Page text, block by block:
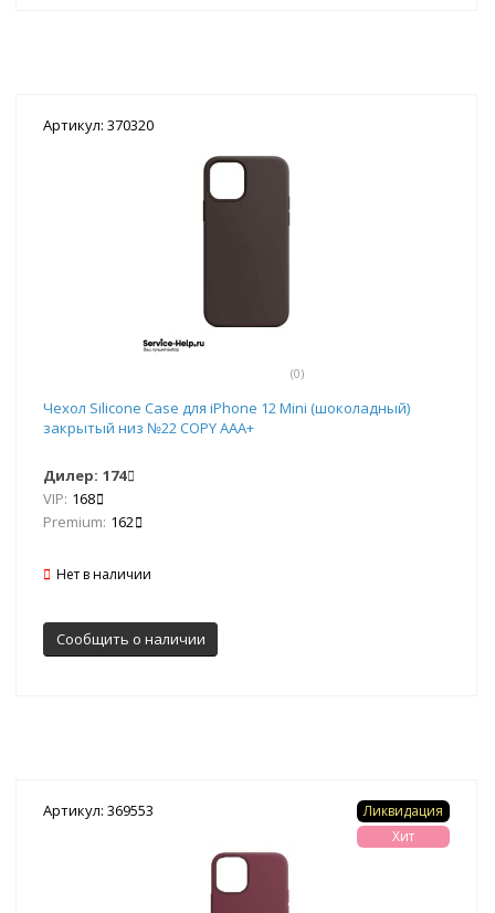
Артикул: 370320
(0)
Чехол Silicone Case для iPhone 12 Mini (шоколадный)
закрытый низ №22 COPY AAA+
Дилер: 174
VIP: 168
Premium: 162
Нет в наличии
Сообщить о наличии
Артикул: 369553
Ликвидация
Хит